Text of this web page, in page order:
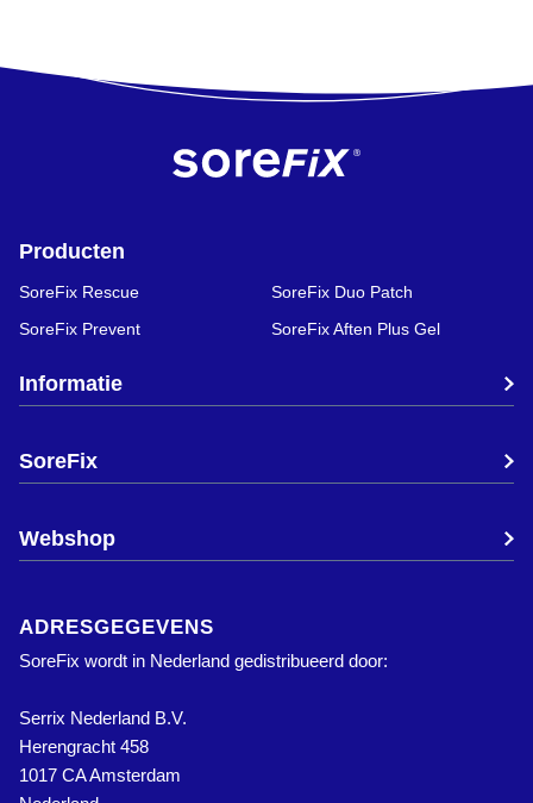
Producten
SoreFix Rescue
SoreFix Duo Patch
SoreFix Prevent
SoreFix Aften Plus Gel
Informatie
SoreFix
Webshop
ADRESGEGEVENS
SoreFix wordt in Nederland gedistribueerd door:
Serrix Nederland B.V.
Herengracht 458
1017 CA Amsterdam